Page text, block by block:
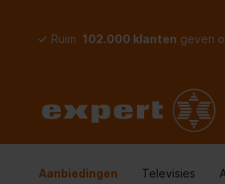
Ruim 102.000 klanten geven
Aanbiedingen Televisies